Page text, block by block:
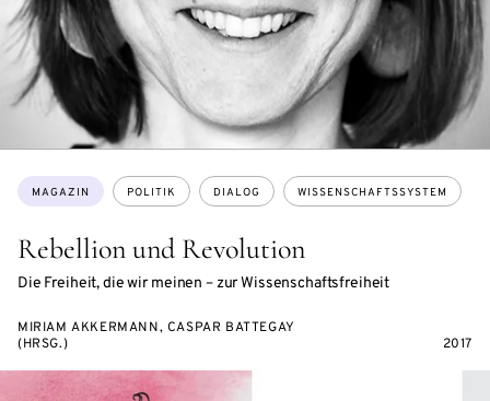
Rebellion und Revolution
Die Freiheit, die wir meinen – zur Wissenschaftsfreiheit
Themen:
MAGAZIN POLITIK DIALOG WISSENSCHAFTSSYSTEM
MIRIAM AKKERMANN, CASPAR BATTEGAY
(HRSG.)
2017